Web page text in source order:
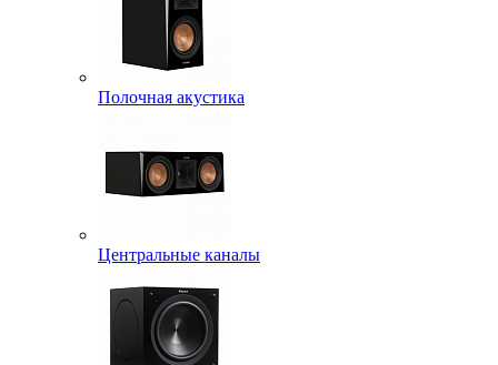
Полочная акустика
Центральные каналы